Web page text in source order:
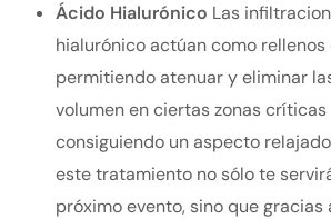
Ácido Hialurónico Las
hialurónico actúan como rellenos
permitiendo atenuar y eliminar
volumen en ciertas zonas
consiguiendo un aspecto
este tratamiento no sólo te
próximo evento, sino que gracias